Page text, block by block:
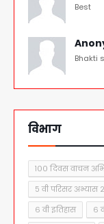
Best
Bhakti
विभाग
१०० दिवस वाचन
५ वी परिसर अभ्यास २
६ वी इतिहास
६